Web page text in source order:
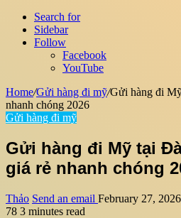
Search for
Sidebar
Follow
Facebook
YouTube
Home/Gửi hàng đi mỹ/Gửi hàng đi
nhanh chóng 2026
Gửi hàng đi mỹ
Gửi hàng đi Mỹ tại
giá rẻ nhanh chóng
Thảo Send an email February 27, 2026
78 3 minutes read